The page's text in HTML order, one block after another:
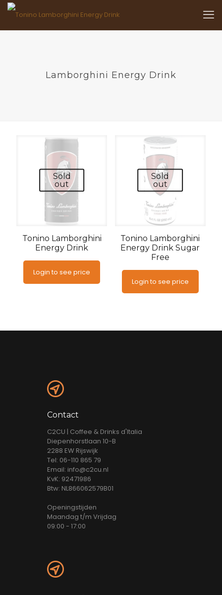
Lamborghini Energy Drink
Sold
out
Tonino Lamborghini
Energy Drink
Login to see price
Sold
out
Tonino Lamborghini
Energy Drink Sugar
Free
Login to see price
Contact
C2CU | Coffee & Drinks d'Italia
Diepenhorstlaan 10-B
2288 EW Rijswijk
Tel: 06-110 865 79
Email: info@c2cu.nl
KvK: 92471986
Btw: NL866062579B01
Openingstijden
Maandag t/m Vrijdag
09:00 - 17:00